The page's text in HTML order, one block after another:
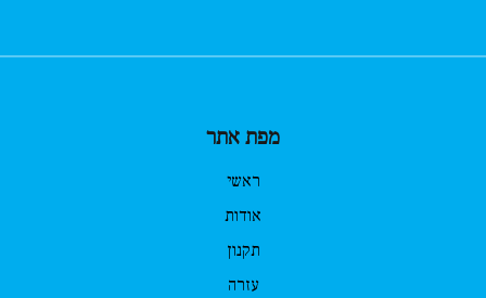
מפת אתר
ראשי
אודות
תקנון
עזרה